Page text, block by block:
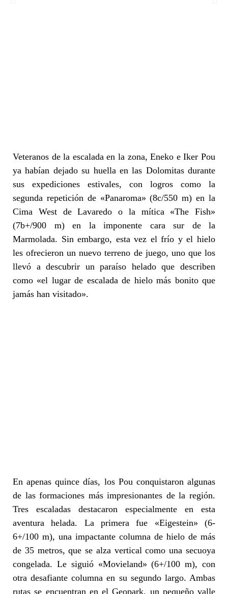
Veteranos de la escalada en la zona, Eneko e Iker Pou
ya habían dejado su huella en las Dolomitas durante
sus expediciones estivales, con logros como la
segunda repetición de «Panaroma» (8c/550 m) en la
Cima West de Lavaredo o la mítica «The Fish»
(7b+/900 m) en la imponente cara sur de la
Marmolada. Sin embargo, esta vez el frío y el hielo
les ofrecieron un nuevo terreno de juego, uno que los
llevó a descubrir un paraíso helado que describen
como «el lugar de escalada de hielo más bonito que
jamás han visitado».
En apenas quince días, los Pou conquistaron algunas
de las formaciones más impresionantes de la región.
Tres escaladas destacaron especialmente en esta
aventura helada. La primera fue «Eigestein» (6-
6+/100 m), una impactante columna de hielo de más
de 35 metros, que se alza vertical como una secuoya
congelada. Le siguió «Movieland» (6+/100 m), con
otra desafiante columna en su segundo largo. Ambas
rutas se encuentran en el Geopark, un pequeño valle